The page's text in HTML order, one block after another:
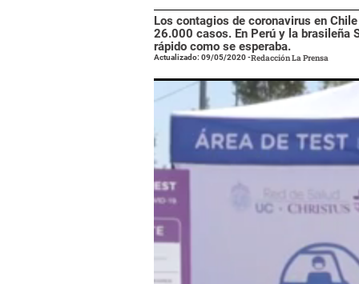
Los contagios de coronavirus en
26.000 casos. En Perú y la brasileña
rápido como se esperaba.
Actualizado: 09/05/2020-Redacción La Prensa